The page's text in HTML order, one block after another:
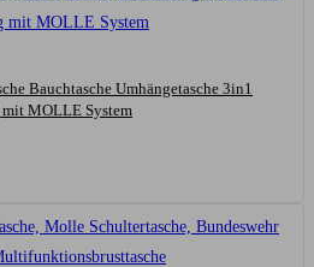
Bauchtasche Umhängetasche 3in1
MOLLE System